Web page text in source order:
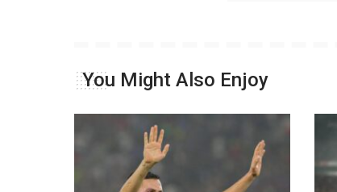
You Might Also Enjoy